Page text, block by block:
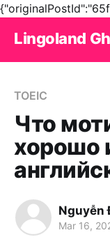
Lingoland
TOEIC
Что
хорошо
Nguyễn
Mar 16,